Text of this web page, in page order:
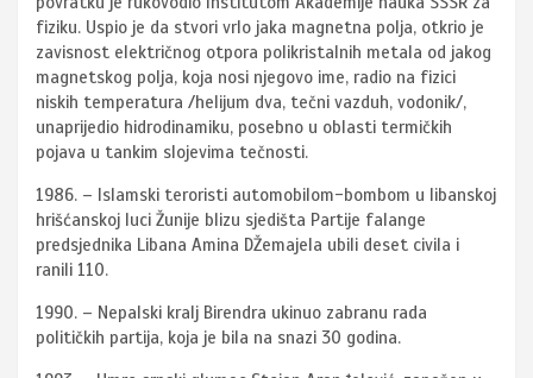
fiziku. Uspio je da stvori vrlo jaka magnetna polja, otkrio je
zavisnost električnog otpora polikristalnih metala od jakog
magnetskog polja, koja nosi njegovo ime, radio na fizici
niskih temperatura /helijum dva, tečni vazduh, vodonik/,
unaprijedio hidrodinamiku, posebno u oblasti termičkih
pojava u tankim slojevima tečnosti.
1986. – Islamski teroristi automobilom-bombom u libanskoj
hrišćanskoj luci Žunije blizu sjedišta Partije falange
predsjednika Libana Amina DŽemajela ubili deset civila i
ranili 110.
1990. – Nepalski kralj Birendra ukinuo zabranu rada
političkih partija, koja je bila na snazi 30 godina.